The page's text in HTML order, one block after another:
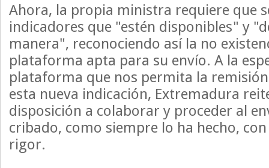
Ahora, la propia ministra requiere que
indicadores que "estén disponibles" y
manera", reconociendo así la no
plataforma apta para su envío. A la
plataforma que nos permita la
esta nueva indicación, Extremadura
disposición a colaborar y proceder al
cribado, como siempre lo ha hecho,
rigor.